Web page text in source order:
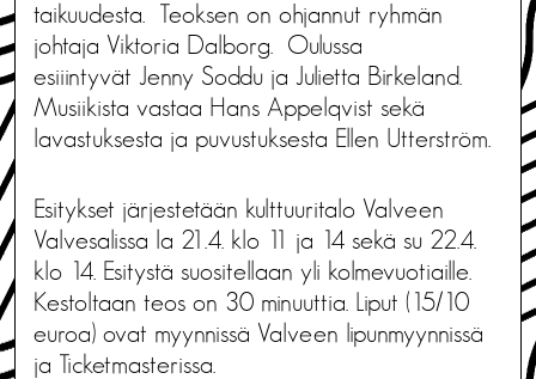
taikuudesta. Teoksen on ohjannut ryhmän
johtaja Viktoria Dalborg. Oulussa
esiiintyvät Jenny Soddu ja Julietta Birkeland.
Musiikista vastaa Hans Appelqvist sekä
lavastuksesta ja puvustuksesta Ellen Utterström.
Esitykset järjestetään kulttuuritalo Valveen
Valvesalissa la 21.4. klo 11 ja 14 sekä su 22.4.
klo 14. Esitystä suositellaan yli kolmevuotiaille.
Kestoltaan teos on 30 minuuttia. Liput (15/10
euroa) ovat myynnissä Valveen lipunmyynnissä
ja Ticketmasterissa.